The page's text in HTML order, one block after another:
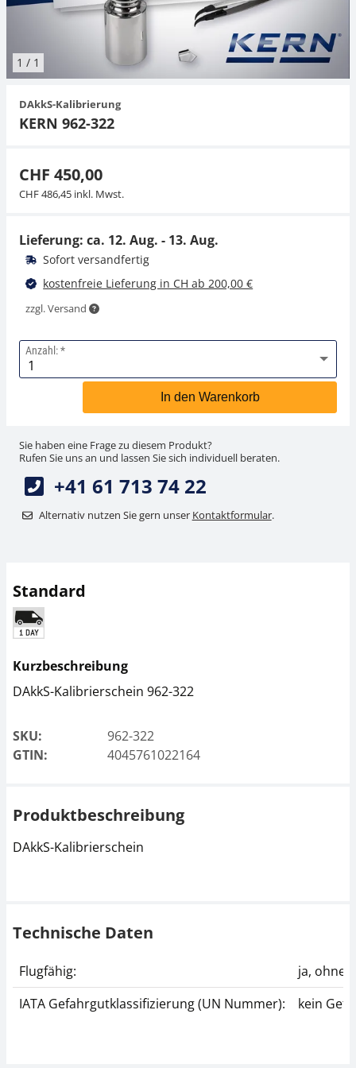
1 / 1
DAkkS-Kalibrierung
KERN 962-322
CHF 450,00
CHF 486,45 inkl. Mwst.
Lieferung: ca. 12. Aug. - 13. Aug.
Sofort versandfertig
kostenfreie Lieferung in CH ab 200,00 €
zzgl. Versand
Anzahl:
In den Warenkorb
Sie haben eine Frage zu diesem Produkt?
Rufen Sie uns an und lassen Sie sich individuell beraten.
+41 61 713 74 22
Alternativ nutzen Sie gern unser Kontaktformular.
Standard
Kurzbeschreibung
DAkkS-Kalibrierschein 962-322
SKU:
962-322
GTIN:
4045761022164
Produktbeschreibung
DAkkS-Kalibrierschein
Technische Daten
Flugfähig:
ja, ohne
IATA Gefahrgutklassifizierung (UN Nummer):
kein
Kranwaagen
Zug- und Druck-Kraftmesszellen
Zugvorrichtungen
Externe Beleuchtungseinheiten
Mikroskopkameras
Expertenanwendungen
Universelle Anwendungen
Farbmessung